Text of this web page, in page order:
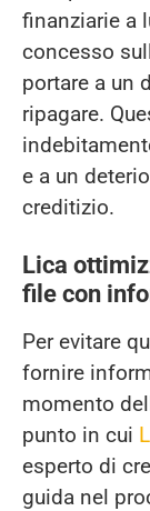
finanziarie a
concesso
portare a un
ripagare.
e a un
creditizio.
Lica
file con
Per evitare
fornire
momento
punto in cui
esperto di
guida nel